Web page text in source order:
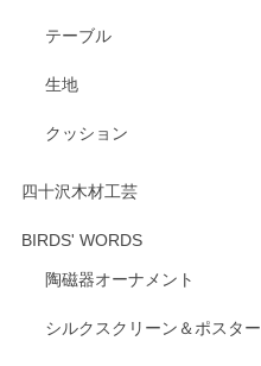
テーブル
生地
クッション
四十沢木材工芸
BIRDS' WORDS
陶磁器オーナメント
シルクスクリーン＆ポスター